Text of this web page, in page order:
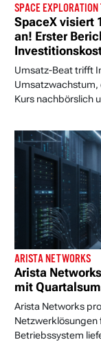
SPACE EXPLORATION
SpaceX visiert
an! Erster
Umsatz-Beat trifft
Umsatzwachstum,
Kurs nachbörslich
ARISTA NETWORKS
Arista
mit
Arista Networks
Netzwerklösungen
Betriebssystem